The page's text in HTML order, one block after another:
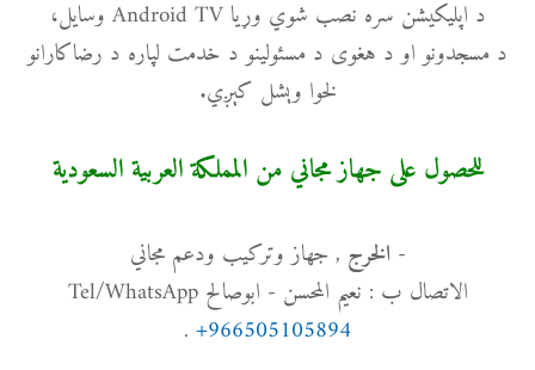
د اپلیکیشن سره نصب شوي وړیا Android TV وسایل،
د مسجدونو او د هغوی د مسئولینو د خدمت لپاره د رضاکارانو
لخوا وېشل کېږي.
للحصول على جهاز مجاني من المملكة العربية السعودية
- الخرج , جهاز وتركيب ودعم مجاني
الاتصال ب : نعيم المحسن - ابوصالح Tel/WhatsApp
+966505105894
.